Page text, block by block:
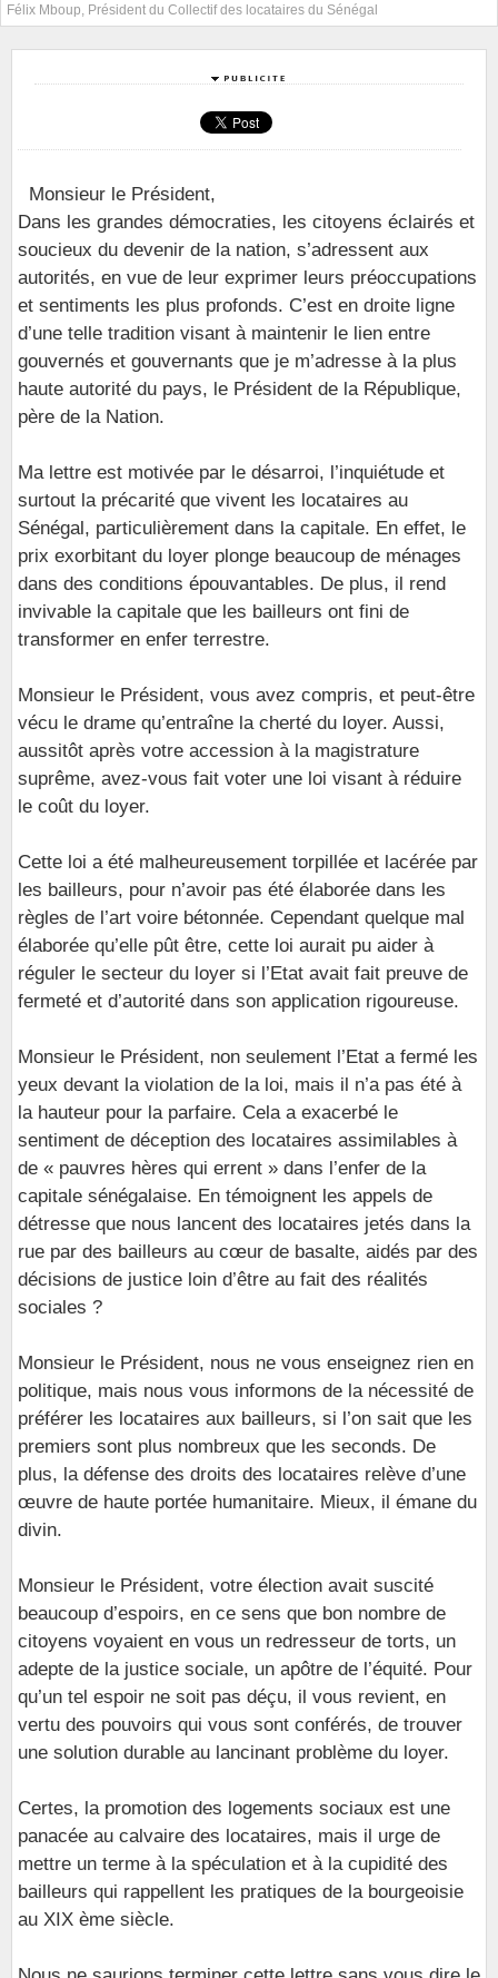
Félix Mboup, Président du Collectif des locataires du Sénégal
Monsieur le Président,
Dans les grandes démocraties, les citoyens éclairés et
soucieux du devenir de la nation, s’adressent aux
autorités, en vue de leur exprimer leurs préoccupations
et sentiments les plus profonds. C’est en droite ligne
d’une telle tradition visant à maintenir le lien entre
gouvernés et gouvernants que je m’adresse à la plus
haute autorité du pays, le Président de la République,
père de la Nation.
Ma lettre est motivée par le désarroi, l’inquiétude et
surtout la précarité que vivent les locataires au
Sénégal, particulièrement dans la capitale. En effet, le
prix exorbitant du loyer plonge beaucoup de ménages
dans des conditions épouvantables. De plus, il rend
invivable la capitale que les bailleurs ont fini de
transformer en enfer terrestre.
Monsieur le Président, vous avez compris, et peut-être
vécu le drame qu’entraîne la cherté du loyer. Aussi,
aussitôt après votre accession à la magistrature
suprême, avez-vous fait voter une loi visant à réduire
le coût du loyer.
Cette loi a été malheureusement torpillée et lacérée par
les bailleurs, pour n’avoir pas été élaborée dans les
règles de l’art voire bétonnée. Cependant quelque mal
élaborée qu’elle pût être, cette loi aurait pu aider à
réguler le secteur du loyer si l’Etat avait fait preuve de
fermeté et d’autorité dans son application rigoureuse.
Monsieur le Président, non seulement l’Etat a fermé les
yeux devant la violation de la loi, mais il n’a pas été à
la hauteur pour la parfaire. Cela a exacerbé le
sentiment de déception des locataires assimilables à
de « pauvres hères qui errent » dans l’enfer de la
capitale sénégalaise. En témoignent les appels de
détresse que nous lancent des locataires jetés dans la
rue par des bailleurs au cœur de basalte, aidés par des
décisions de justice loin d’être au fait des réalités
sociales ?
Monsieur le Président, nous ne vous enseignez rien en
politique, mais nous vous informons de la nécessité de
préférer les locataires aux bailleurs, si l’on sait que les
premiers sont plus nombreux que les seconds. De
plus, la défense des droits des locataires relève d’une
œuvre de haute portée humanitaire. Mieux, il émane du
divin.
Monsieur le Président, votre élection avait suscité
beaucoup d’espoirs, en ce sens que bon nombre de
citoyens voyaient en vous un redresseur de torts, un
adepte de la justice sociale, un apôtre de l’équité. Pour
qu’un tel espoir ne soit pas déçu, il vous revient, en
vertu des pouvoirs qui vous sont conférés, de trouver
une solution durable au lancinant problème du loyer.
Certes, la promotion des logements sociaux est une
panacée au calvaire des locataires, mais il urge de
mettre un terme à la spéculation et à la cupidité des
bailleurs qui rappellent les pratiques de la bourgeoisie
au XIX ème siècle.